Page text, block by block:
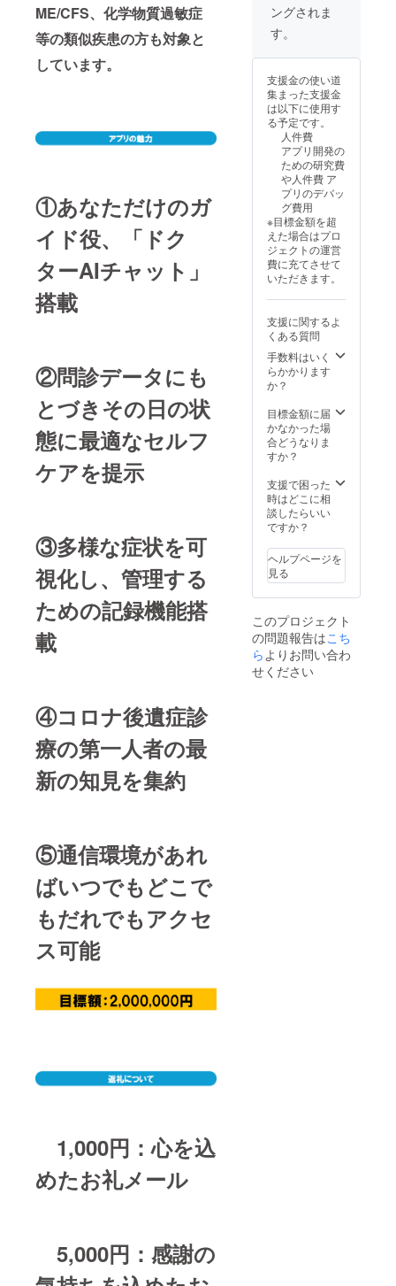
ME/CFS、化学物質過敏症
等の類似疾患の方も対象と
しています。
①あなただけのガ
イド役、「ドク
ターAIチャット」
搭載
②問診データにも
とづきその日の状
態に最適なセルフ
ケアを提示
③多様な症状を可
視化し、管理する
ための記録機能搭
載
④コロナ後遺症診
療の第一人者の最
新の知見を集約
⑤通信環境があれ
ばいつでもどこで
もだれでもアクセ
ス可能
1,000円：心を込
めたお礼メール
5,000円：感謝の
ングされま
す。
支援金の使い道
集まった支援金
は以下に使用す
る予定です。
人件費
アプリ開発の
ための研究費
や人件費 ア
プリのデバッ
グ費用
※目標金額を超
えた場合はプロ
ジェクトの運営
費に充てさせて
いただきます。
支援に関するよ
くある質問
手数料はいく
らかかります
か？
目標金額に届
かなかった場
合どうなりま
すか？
支援で困った
時はどこに相
談したらいい
ですか？
ヘルプページを
見る
このプロジェクト
の問題報告はこち
ら よりお問い合わ
せください